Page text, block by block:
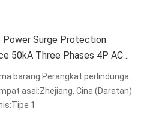
Power Surge Protection
50kA Three Phases 4P AC
SPDfunction gtElInit() {var
barang:Perangkat perlindungan lonjakan
asal:Zhejiang, Cina (Daratan)
1